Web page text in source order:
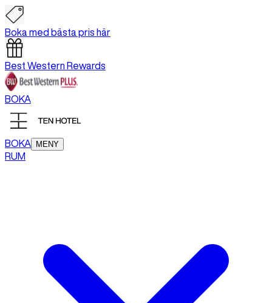
Boka med bästa pris här
Best Western Rewards
BOKA
BOKA MENY
RUM